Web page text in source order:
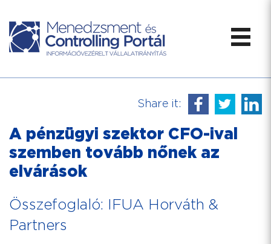
Share it:
A pénzügyi szektor CFO-ival
szemben tovább nőnek az
elvárások
Összefoglaló: IFUA Horváth &
Partners